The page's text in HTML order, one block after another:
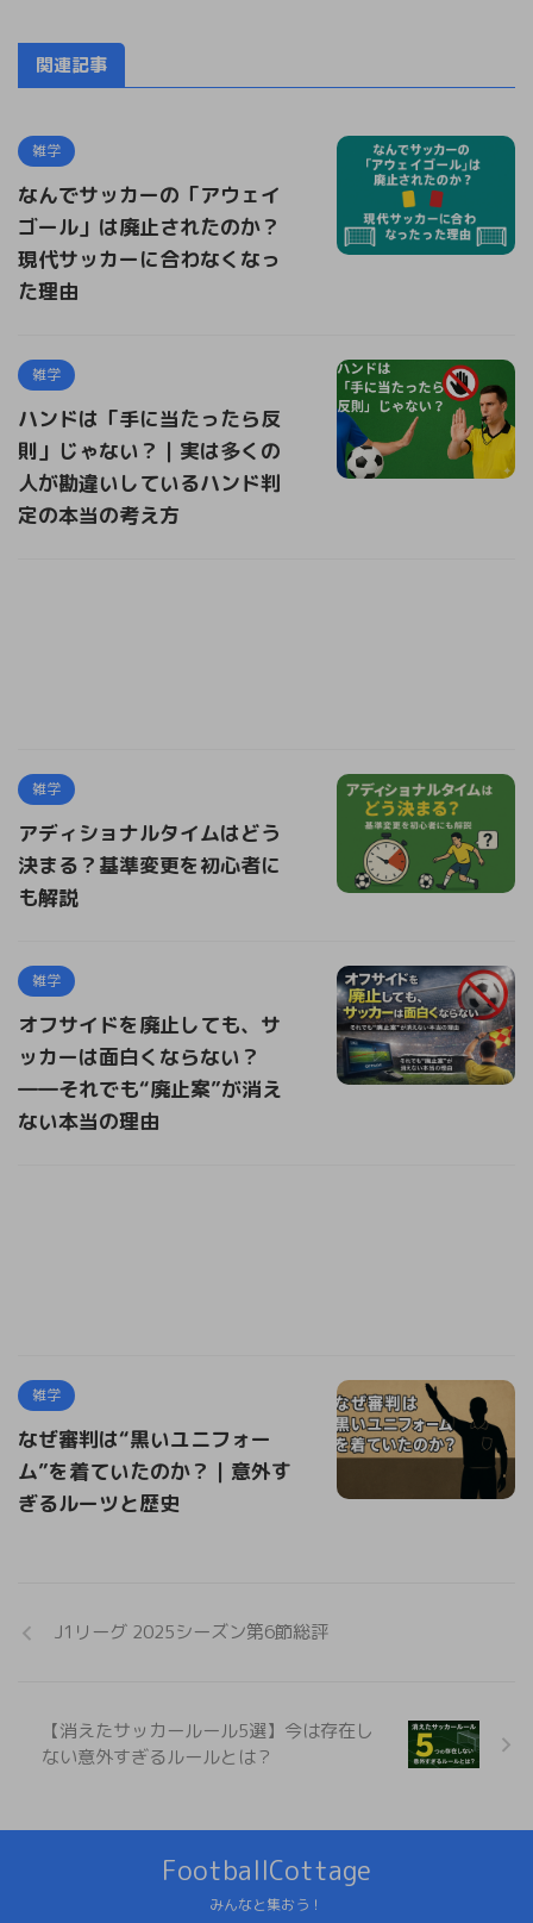
関連記事
雑学
なんでサッカーの「アウェイ
ゴール」は廃止されたのか？
現代サッカーに合わなくなっ
た理由
雑学
ハンドは「手に当たったら反
則」じゃない？｜実は多くの
人が勘違いしているハンド判
定の本当の考え方
雑学
アディショナルタイムはどう
決まる？基準変更を初心者に
も解説
雑学
オフサイドを廃止しても、サ
ッカーは面白くならない？
――それでも“廃止案”が消え
ない本当の理由
雑学
なぜ審判は“黒いユニフォー
ム”を着ていたのか？｜意外す
ぎるルーツと歴史
J1リーグ 2025シーズン第6節総評
【消えたサッカールール5選】今は存在し
ない意外すぎるルールとは？
FootballCottage
みんなと集おう！